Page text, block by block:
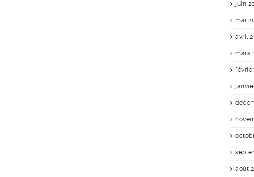
juin
mai
avril
mars
août